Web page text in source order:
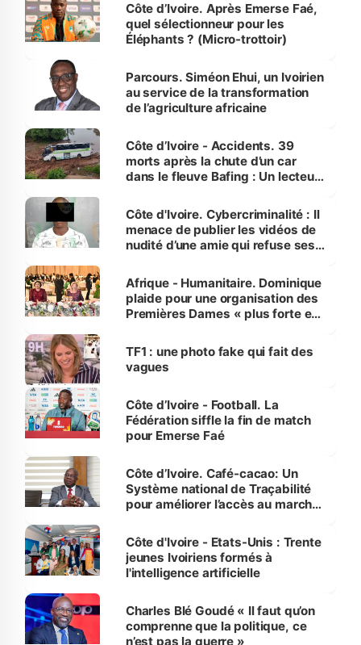
Côte d’Ivoire. Après Emerse Faé,
quel sélectionneur pour les
Éléphants ? (Micro-trottoir)
Parcours. Siméon Ehui, un Ivoirien
au service de la transformation
de l’agriculture africaine
Côte d’Ivoire - Accidents. 39
morts après la chute d’un car
dans le fleuve Bafing : Un lecteur
des Transports
Côte d'Ivoire. Cybercriminalité : Il
menace de publier les vidéos de
nudité d’une amie qui refuse ses
Afrique - Humanitaire. Dominique
plaide pour une organisation des
Premières Dames « plus forte et
sur la scène internationale »
TF1 : une photo fake qui fait des
vagues
Côte d’Ivoire - Football. La
Fédération siffle la fin de match
pour Emerse Faé
Côte d’Ivoire. Café-cacao: Un
Système national de Traçabilité
pour améliorer l’accès au marché
Côte d'Ivoire - Etats-Unis : Trente
jeunes Ivoiriens formés à
l'intelligence artificielle
Charles Blé Goudé « Il faut qu’on
comprenne que la politique, ce
n’est pas la guerre »